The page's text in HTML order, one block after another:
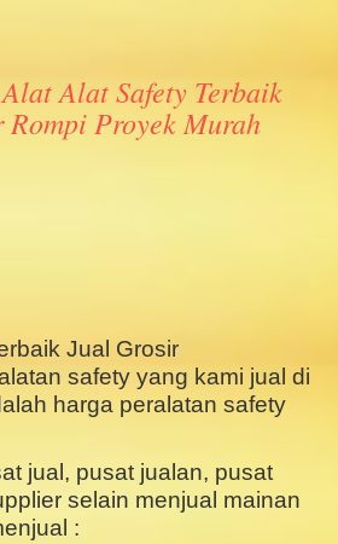
Alat Alat Safety Terbaik
Proyek Murah
Jual Grosir
safety yang kami jual di
harga peralatan safety
jual, pusat jualan, pusat
selain menjual mainan
: